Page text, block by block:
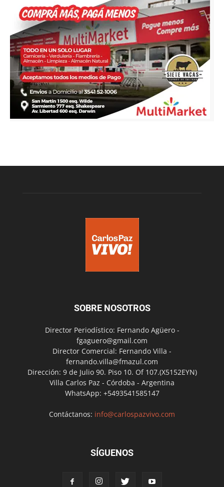
SOBRE NOSOTROS
Director Periodístico: Fernando Agüero -
fgaguero@gmail.com
Director Comercial: Fernando Villa -
fernando.villa@fmazul.com
Dirección: 9 de Julio 90. Piso 10. Of 107.(X5152EYN)
Villa Carlos Paz - Córdoba - Argentina
WhatsApp: +5493541585147
Contáctanos: info@carlospazvivo.com
SÍGUENOS